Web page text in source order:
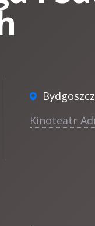
Bydgoszcz
Kinoteatr